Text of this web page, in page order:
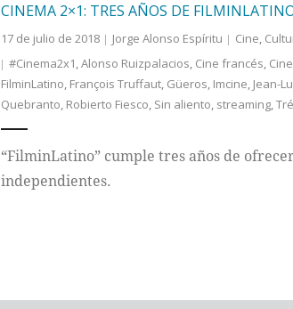
CINEMA 2×1: TRES AÑOS DE
17 de julio de 2018 Jorge Alonso Espíritu Cine,
#Cinema2x1,Alonso Ruizpalacios, Cine francés,
FilminLatino, François Truffaut, Güeros, Imcine, Jean-
Quebranto, Robierto Fiesco, Sin aliento, streaming,
“FilminLatino” cumple tres años de
independientes.